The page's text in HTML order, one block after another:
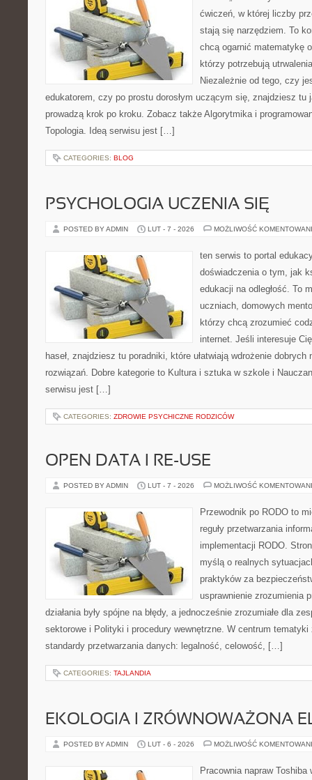
ćwiczeń, w której liczby
stają się narzędziem. To
chcą ogarnić matematykę
którzy potrzebują
Niezależnie od tego, czy
edukatorem, czy po prostu dorosłym uczącym się, znajdziesz tu
prowadzą krok po kroku. Zobacz także Algorytmika i
Topologia. Ideą serwisu jest […]
CATEGORIES: BLOG
PSYCHOLOGIA UCZENIA SIĘ
POSTED BY ADMIN LUT - 7 - 2026 MOŻLIWOŚĆ
ten serwis to portal
doświadczenia o tym, jak
edukacji na odległość. To
uczniach, domowych
którzy chcą zrozumieć
internet. Jeśli interesuje
haseł, znajdziesz tu poradniki, które ułatwiają wdrożenie
rozwiązań. Dobre kategorie to Kultura i sztuka w szkole i
serwisu jest […]
CATEGORIES: ZDROWIE PSYCHICZNE RODZICÓW
OPEN DATA I RE-USE
POSTED BY ADMIN LUT - 7 - 2026 MOŻLIWOŚĆ
Przewodnik po RODO to
reguły przetwarzania
implementacji RODO.
myślą o realnych
praktyków za
usprawnienie zrozumienia
działania były spójne na błędy, a jednocześnie zrozumiałe dla
sektorowe i Polityki i procedury wewnętrzne. W centrum tematyki
standardy przetwarzania danych: legalność, celowość, […]
CATEGORIES: TAJLANDIA
EKOLOGIA I ZRÓWNOWAŻONA
POSTED BY ADMIN LUT - 6 - 2026 MOŻLIWOŚĆ
Pracownia napraw